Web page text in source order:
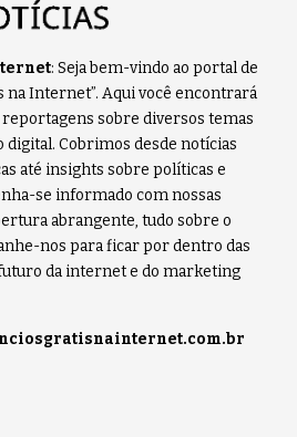
: Seja bem-vindo ao portal de
na Internet”. Aqui você encontrará
reportagens sobre diversos temas
Cobrimos desde notícias
até insights sobre políticas e
se informado com nossas
abrangente, tudo sobre o
nos para ficar por dentro das
da internet e do marketing